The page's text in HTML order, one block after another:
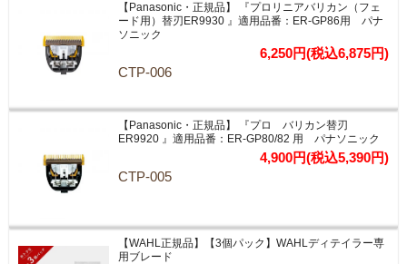
【Panasonic・正規品】 『プロリニアバリカン（フェ
ード用）替刃ER9930 』適用品番：ER-GP86用 パナ
ソニック
6,250円(税込6,875円)
CTP-006
【Panasonic・正規品】 『プロ バリカン替刃
ER9920 』適用品番：ER-GP80/82 用 パナソニック
4,900円(税込5,390円)
CTP-005
【WAHL正規品】【3個パック】WAHLディテイラー専
用ブレード